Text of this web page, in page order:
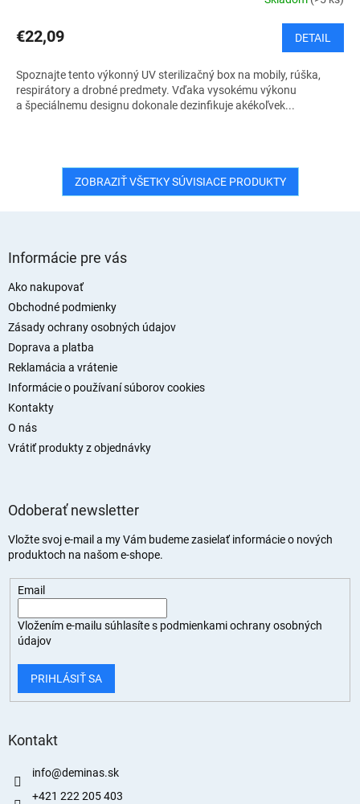
€22,09 DETAIL
Spoznajte tento výkonný UV sterilizačný box na mobily, rúška,
respirátory a drobné predmety. Vďaka vysokému výkonu
a špeciálnemu designu dokonale dezinfikuje akékoľvek...
ZOBRAZIŤ VŠETKY SÚVISIACE PRODUKTY
Informácie pre vás
Ako nakupovať
Obchodné podmienky
Zásady ochrany osobných údajov
Doprava a platba
Reklamácia a vrátenie
Informácie o používaní súborov cookies
Kontakty
O nás
Vrátiť produkty z objednávky
Odoberať newsletter
Vložte svoj e-mail a my Vám budeme zasielať informácie o nových
produktoch na našom e-shope.
Email
Vložením e-mailu súhlasíte s podmienkami ochrany osobných
údajov
PRIHLÁSIŤ SA
Kontakt
info@deminas.sk
+421 222 205 403